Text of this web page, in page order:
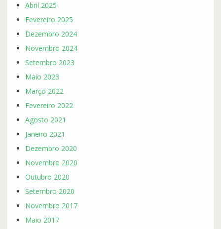
Abril 2025
Fevereiro 2025
Dezembro 2024
Novembro 2024
Setembro 2023
Maio 2023
Março 2022
Fevereiro 2022
Agosto 2021
Janeiro 2021
Dezembro 2020
Novembro 2020
Outubro 2020
Setembro 2020
Novembro 2017
Maio 2017